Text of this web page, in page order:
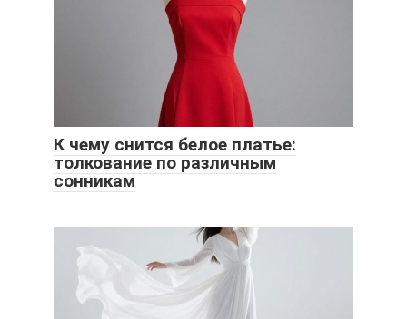
К чему снится белое платье:
толкование по различным
сонникам